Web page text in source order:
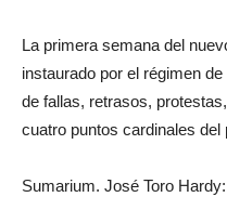
La primera semana del
instaurado por el régimen
de fallas, retrasos,
cuatro puntos cardinales del
Sumarium. José Toro